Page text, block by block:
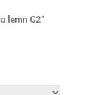
lemn G2”